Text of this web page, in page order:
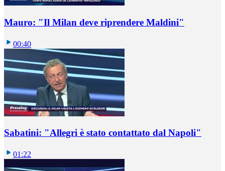
Mauro: "Il Milan deve riprendere Maldini"
00:40
Sabatini: "Allegri è stato contattato dal Napoli"
01:22